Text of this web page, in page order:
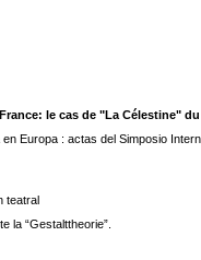
le cas de "La Célestine" du
Europa : actas del Simposio
teatral
la “Gestalttheorie”.